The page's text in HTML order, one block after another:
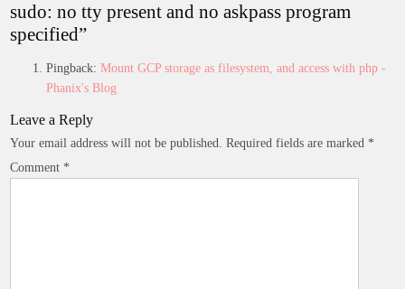
sudo: no tty present and no askpass program
specified”
Pingback:Mount GCP storage as filesystem, and access with php -
Phanix's Blog
Leave a Reply
Your email address will not be published. Required fields are marked *
Comment *